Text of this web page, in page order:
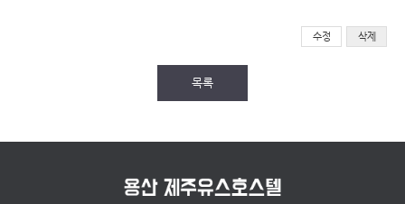
수정 삭제
목록